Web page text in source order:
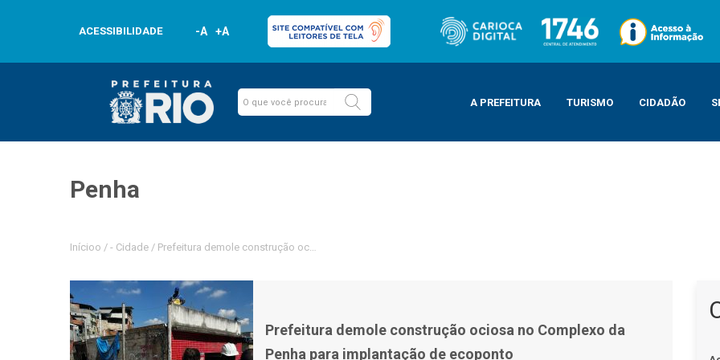
ACESSIBILIDADE -A +A
A PREFEITURA TURISMO CIDADÃO
Penha
Inícioo / - Cidade / Prefeitura demole construção ociosa no Complexo da Penha para implantação de ecoponto
Prefeitura demole construção ociosa no Complexo da
Penha para implantação de ecoponto